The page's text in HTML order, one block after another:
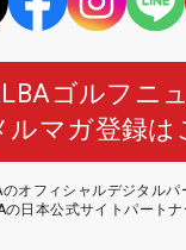
ゴルフニ
ルマガ登録は
オフィシャルデジタルパ
の日本公式サイトパートナ